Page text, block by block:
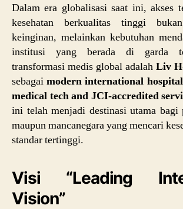
Dalam era globalisasi saat ini, akses
kesehatan berkualitas tinggi
keinginan, melainkan kebutuhan
institusi yang berada di garda
transformasi medis global adalah Liv
sebagaimodern international
medical tech and JCI-accredited
ini telah menjadi destinasi utama bagi
maupun mancanegara yang mencari
standar tertinggi.
Visi “Leading
Vision”